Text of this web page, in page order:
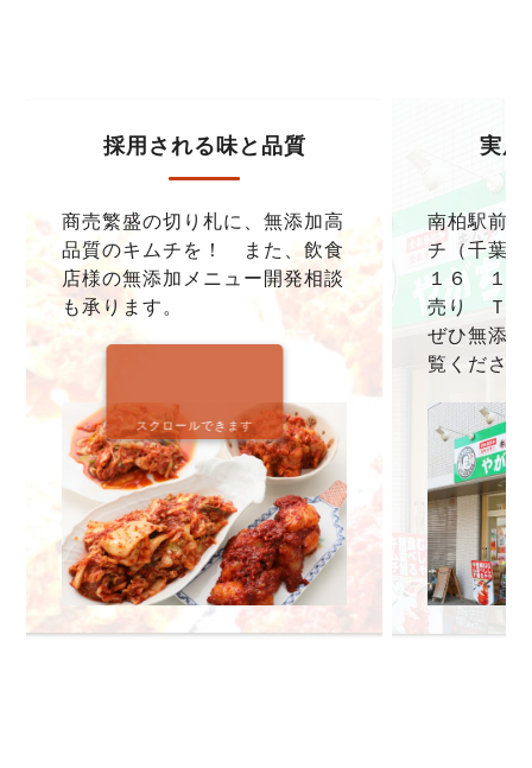
採用される味と品質
商売繁盛の切り札に、無添加高
品質のキムチを！ また、飲食
店様の無添加メニュー開発相談
も承ります。
実店
南柏駅前
チ（千葉
１６ １F
売り ＴＥ
ぜひ無添
覧くださ
スクロールできます